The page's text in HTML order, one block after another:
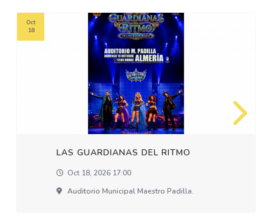
LAS GUARDIANAS DEL RITMO
Oct 18, 2026 17:00
Auditorio Municipal Maestro Padilla.
Oct
18